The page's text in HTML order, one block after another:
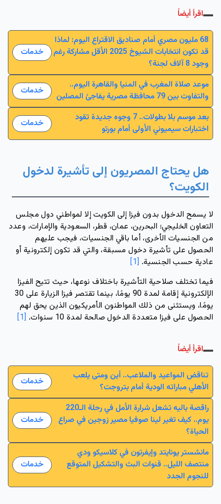
اقرأ أيضاً
68 مليون مصري أمام صناديق الاقتراع اليوم: لماذا
قد تكون انتخابات الشيوخ 2025 الأقل مشاركة رغم
وجود 8 آلاف لجنة؟
خدمات
موعد صلاة المغرب في المنيا والقاهرة اليوم..
والتفاوت بين 79 محافظة مصرية يفاجئ المصلين
خدمات
بعد موسم بلا بطولات.. 7 وجوه جديدة تقود
اختبارات سيميوني الأولى أمام بورتو
خدمات
الكويت؟
لا يسمح الدخول بدون فيزا إلى الكويت إلا لمواطني دول مجلس
من الجنسيات الأخرى، أما باقي الجنسيات، فيجب عليهم
عادية حسب الجنسية. [1]
الحصول على فيزا متعددة الدخول صالحة لمدة 10 سنوات.
[1]
اقرأ أيضاً
تناقض المواعيد والملاعب.. أين ومتى يلعب
الأهلي مباراته الودية أمام بتروجت؟
خدمات
راقصة باليه تشعل شرارة الأمل في رحلة الـ220
يوم.. كيف تغير لينا صوفيا مصير زوجين في صراع
الحياة؟
خدمات
مانشستر يونايتد وإيفرتون في كلاسيكو ودي
منتصف الليل.. قنوات البث والتشكيل المتوقع
للنجوم الجدد
خدمات